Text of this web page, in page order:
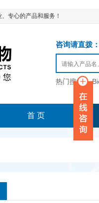
专心的产品和服务！
咨询请直拨
热门搜索：
首 页